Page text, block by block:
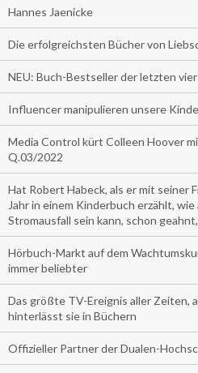
Hannes Jaenicke
Die erfolgreichsten Bücher von
NEU: Buch-Bestseller der letzten
Influencer manipulieren unsere
Media Control kürt Colleen Hoover
Q.03/2022
Hat Robert Habeck, als er mit seiner
Jahr in einem Kinderbuch erzählt,
Stromausfall sein kann, schon
Hörbuch-Markt auf dem
immer beliebter
Das größte TV-Ereignis aller Zeiten,
hinterlässt sie in Büchern
Offizieller Partner der Dualen-